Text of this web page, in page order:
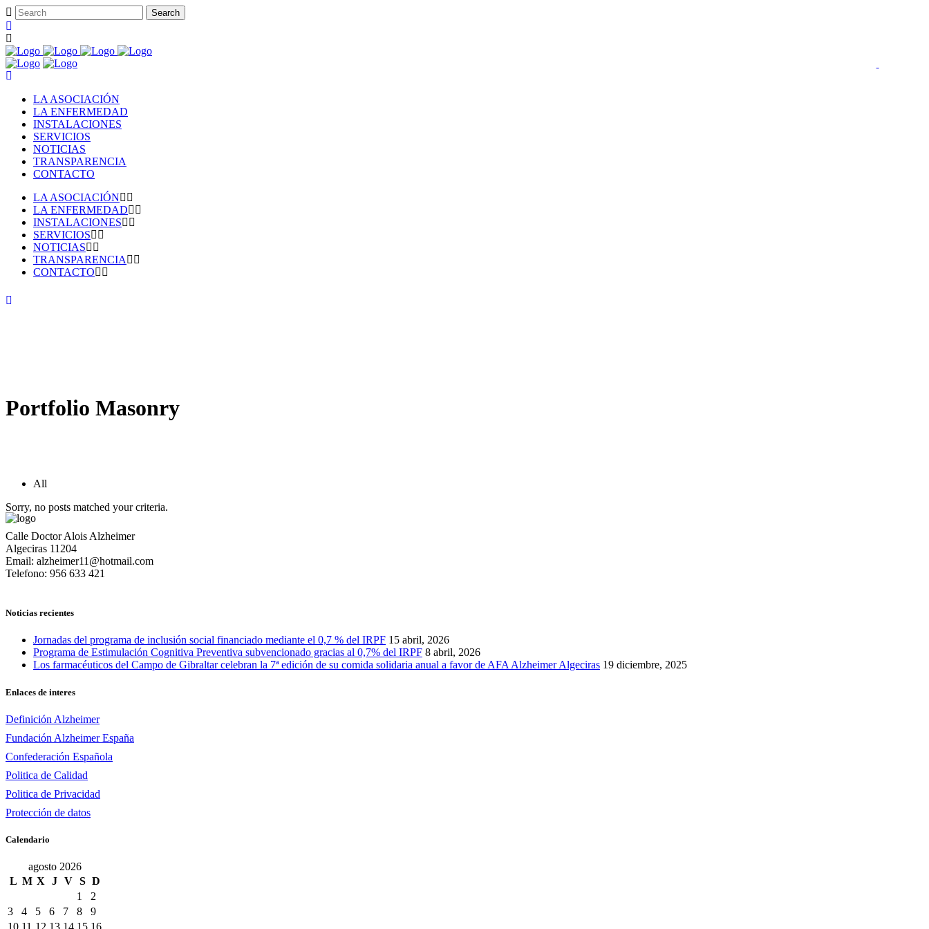
LA ASOCIACIÓN
LA ENFERMEDAD
INSTALACIONES
SERVICIOS
NOTICIAS
TRANSPARENCIA
CONTACTO
LA ASOCIACIÓN
LA ENFERMEDAD
INSTALACIONES
SERVICIOS
NOTICIAS
TRANSPARENCIA
CONTACTO
Portfolio Masonry
All
Sorry, no posts matched your criteria.
Calle Doctor Alois Alzheimer
Algeciras 11204
Email: alzheimer11@hotmail.com
Telefono: 956 633 421
Noticias recientes
Jornadas del programa de inclusión social financiado mediante el 0,7 % del IRPF 15 abril, 2026
Programa de Estimulación Cognitiva Preventiva subvencionado gracias al 0,7% del IRPF 8 abril, 2026
Los farmacéuticos del Campo de Gibraltar celebran la 7ª edición de su comida solidaria anual a favor de AFA Alzheimer Algeciras 19 diciembre, 2025
Enlaces de interes
Definición Alzheimer
Fundación Alzheimer España
Confederación Española
Politica de Calidad
Politica de Privacidad
Protección de datos
Calendario
agosto 2026
L M X J V S D
1
2
3
4 5 6 7 8
9
10 11 12 13 14 15 16